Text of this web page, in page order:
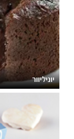
יוניליוור